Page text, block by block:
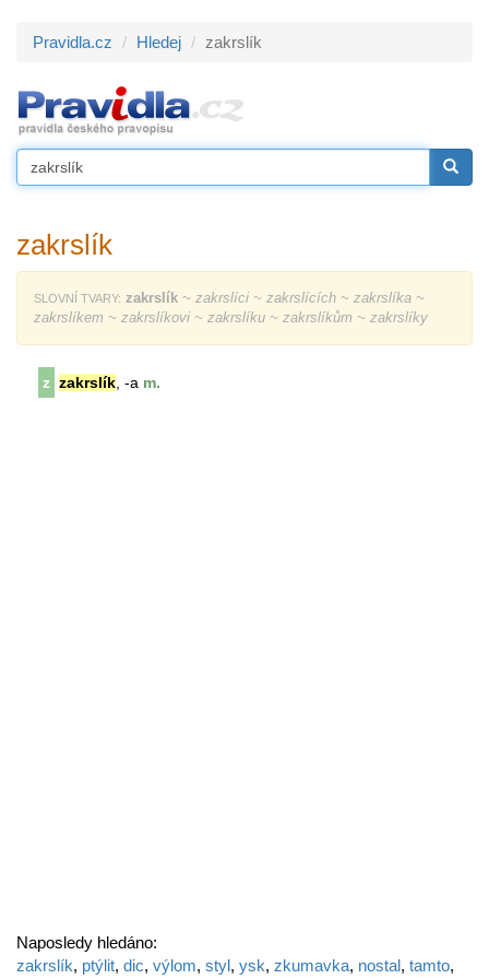
Pravidla.cz Hledej zakrslík
zakrslík
SLOVNÍ TVARY: zakrslík ~ zakrslíci ~ zakrslících ~ zakrslíka ~
zakrslíkem ~ zakrslíkovi ~ zakrslíku ~ zakrslíkům ~ zakrslíky
z zakrslík , -a m.
Naposledy hledáno:
zakrslík, ptýlit, dic, výlom, styl, ysk, zkumavka, nostal, tamto,